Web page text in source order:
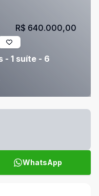
- 1 suíte - 6
R$ 640.000,00
WhatsApp